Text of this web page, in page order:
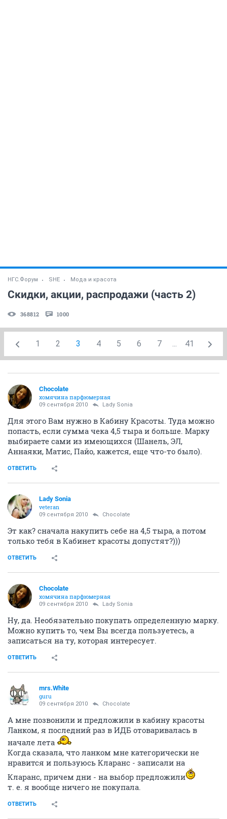
НГС.Форум SHE Мода и красота
Скидки, акции, распродажи (часть 2)
368812 1000
1 2 3 4 5 6 7 ... 41
Chocolate
хомячина парфюмерная
09 сентября 2010 Lady Sonia
Для этого Вам нужно в Кабину Красоты. Туда можно
попасть, если сумма чека 4,5 тыра и больше. Марку
выбираете сами из имеющихся (Шанель, ЭЛ,
Аннаяки, Матис, Пайо, кажется, еще что-то было).
ОТВЕТИТЬ
Lady Sonia
veteran
09 сентября 2010 Chocolate
Эт как? сначала накупить себе на 4,5 тыра, а потом
только тебя в Кабинет красоты допустят?)))
ОТВЕТИТЬ
Chocolate
хомячина парфюмерная
09 сентября 2010 Lady Sonia
Ну, да. Необязательно покупать определенную марку.
Можно купить то, чем Вы всегда пользуетесь, а
записаться на ту, которая интересует.
ОТВЕТИТЬ
mrs.White
guru
09 сентября 2010 Chocolate
А мне позвонили и предложили в кабину красоты
Ланком, я последний раз в ИДБ отоваривалась в
начале лета
Когда сказала, что ланком мне категорически не
нравится и пользуюсь Кларанс - записали на
Кларанс, причем дни - на выбор предложили
т. е. я вообще ничего не покупала.
ОТВЕТИТЬ